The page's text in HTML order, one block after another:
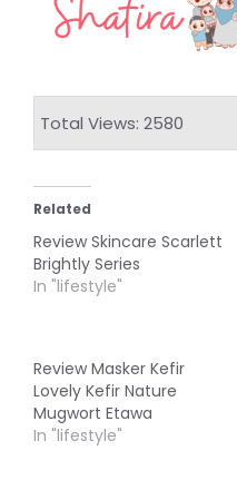
Total Views: 2580
Related
Review Skincare Scarlett
Brightly Series
In "lifestyle"
Review Masker Kefir
Lovely Kefir Nature
Mugwort Etawa
In "lifestyle"